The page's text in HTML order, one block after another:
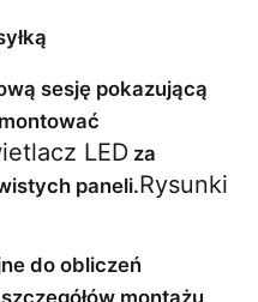
sesję pokazującą
LED za
paneli.Rysunki
do obliczeń
montażu